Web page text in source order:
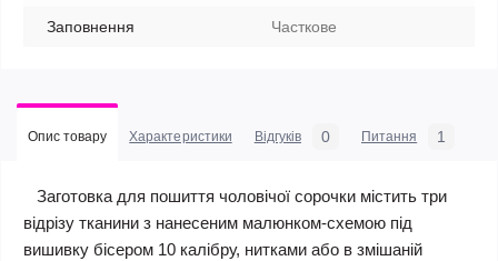
Заповнення Часткове
Опис товару Характеристики Відгуків 0 Питання 1
Заготовка для пошиття чоловічої сорочки містить три
відрізу тканини з нанесеним малюнком-схемою під
вишивку бісером 10 калібру, нитками або в змішаній